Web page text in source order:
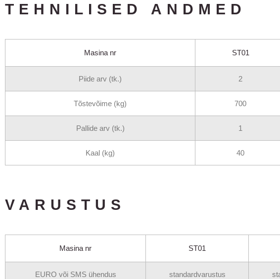
TEHNILISED ANDMED
Masina nr ST01
Piide arv (tk.) 2
Tõstevõime (kg) 700
Pallide arv (tk.) 1
Kaal (kg) 40
VARUSTUS
Masina nr ST01
EURO või SMS ühendus standardvarustus